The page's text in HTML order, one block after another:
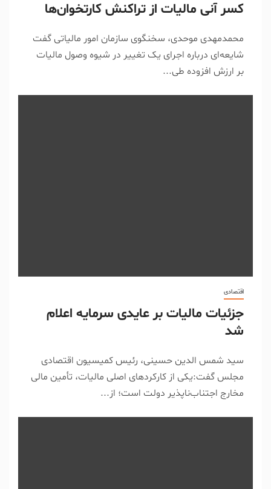
کسر آنی مالیات از تراکنش کارتخوان‌ها
محمدمهدی موحدی، سخنگوی سازمان امور مالیاتی گفت
شایعه‌ای درباره اجرای یک تغییر در شیوه وصول مالیات
بر ارزش افزوده طی...
اقتصادی
جزئیات مالیات بر عایدی سرمایه اعلام
شد
سید شمس الدین حسینی، رئیس کمیسیون اقتصادی
مجلس گفت:یکی از کارکردهای اصلی مالیات، تأمین مالی
مخارج اجتناب‌ناپذیر دولت است؛ از...